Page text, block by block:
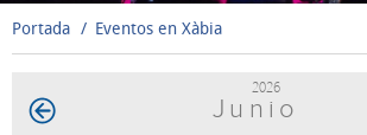
Portada Eventos en Xàbia
2026
Junio